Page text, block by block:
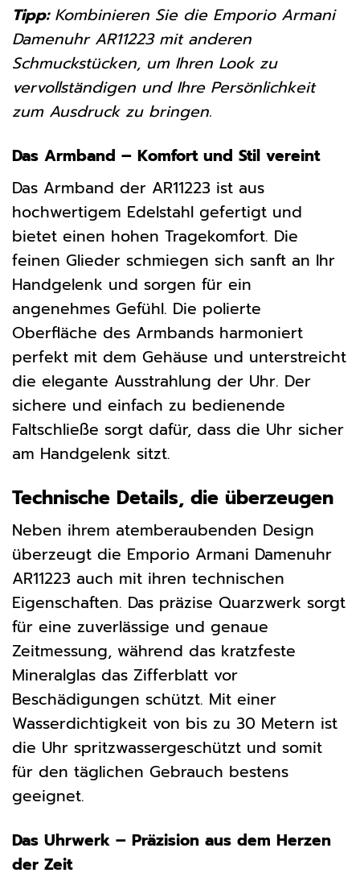
Tipp:Kombinieren Sie die Emporio Armani
Damenuhr AR11223 mit anderen
Schmuckstücken, um Ihren Look zu
vervollständigen und Ihre Persönlichkeit
zum Ausdruck zu bringen.
Das Armband – Komfort und Stil vereint
Das Armband der AR11223 ist aus
hochwertigem Edelstahl gefertigt und
bietet einen hohen Tragekomfort. Die
feinen Glieder schmiegen sich sanft an Ihr
Handgelenk und sorgen für ein
angenehmes Gefühl. Die polierte
Oberfläche des Armbands harmoniert
perfekt mit dem Gehäuse und unterstreicht
die elegante Ausstrahlung der Uhr. Der
sichere und einfach zu bedienende
Faltschließe sorgt dafür, dass die Uhr sicher
am Handgelenk sitzt.
Technische Details, die überzeugen
Neben ihrem atemberaubenden Design
überzeugt die Emporio Armani Damenuhr
AR11223 auch mit ihren technischen
Eigenschaften. Das präzise Quarzwerk sorgt
für eine zuverlässige und genaue
Zeitmessung, während das kratzfeste
Mineralglas das Zifferblatt vor
Beschädigungen schützt. Mit einer
Wasserdichtigkeit von bis zu 30 Metern ist
die Uhr spritzwassergeschützt und somit
für den täglichen Gebrauch bestens
geeignet.
Das Uhrwerk – Präzision aus dem Herzen
der Zeit